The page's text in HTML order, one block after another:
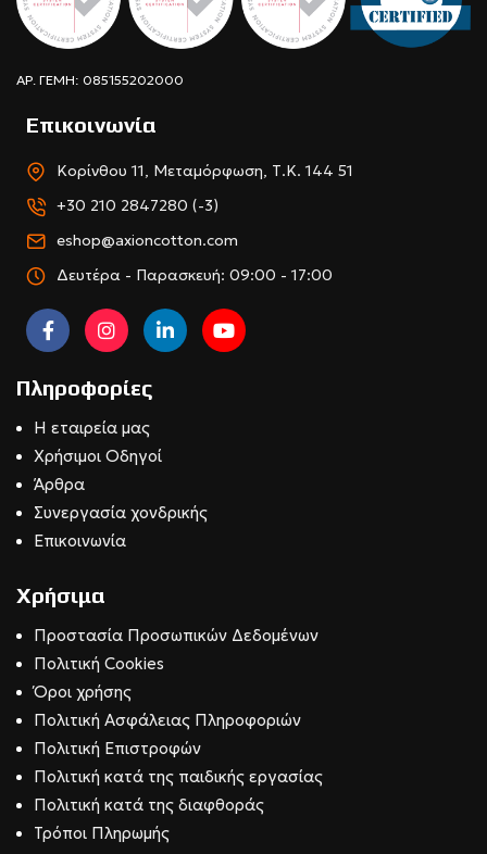
ΑΡ. ΓΕΜΗ: 085155202000
Επικοινωνία
Κορίνθου 11, Μεταμόρφωση, Τ.Κ. 144 51
+30 210 2847280 (-3)
eshop@axioncotton.com
Δευτέρα - Παρασκευή: 09:00 - 17:00
Πληροφορίες
Η εταιρεία μας
Χρήσιμοι Οδηγοί
Άρθρα
Συνεργασία χονδρικής
Επικοινωνία
Χρήσιμα
Προστασία Προσωπικών Δεδομένων
Πολιτική Cookies
Όροι χρήσης
Πολιτική Ασφάλειας Πληροφοριών
Πολιτική Επιστροφών
Πολιτική κατά της παιδικής εργασίας
Πολιτική κατά της διαφθοράς
Τρόποι Πληρωμής